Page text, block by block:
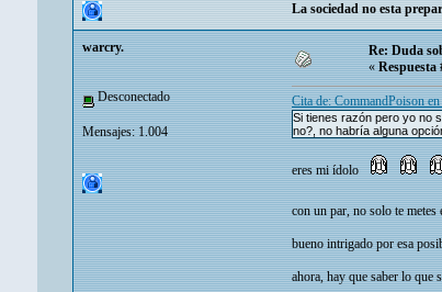
La sociedad no esta
warcry.
Desconectado
Mensajes: 1.004
Re: Duda
«Respuesta
Cita de: CommandPoison
Si tienes razón pero yo no
no?, no habría alguna
eres mi ídolo
con un par, no solo te
bueno intrigado por esa
ahora, hay que saber lo que